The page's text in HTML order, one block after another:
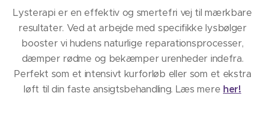
Lysterapi er en effektiv og smertefri vej til mærkbare
resultater. Ved at arbejde med specifikke lysbølger
booster vi hudens naturlige reparationsprocesser,
dæmper rødme og bekæmper urenheder indefra.
Perfekt som et intensivt kurforløb eller som et ekstra
løft til din faste ansigtsbehandling. Læs mere her!